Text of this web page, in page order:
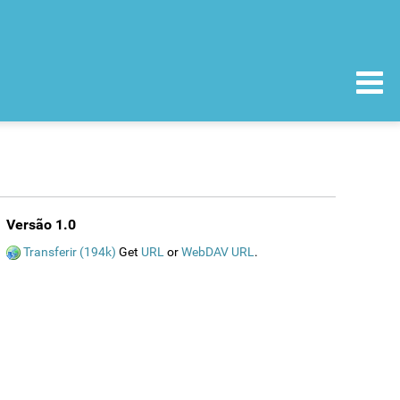
Versão 1.0
Transferir (194k) Get URL orWebDAV URL .